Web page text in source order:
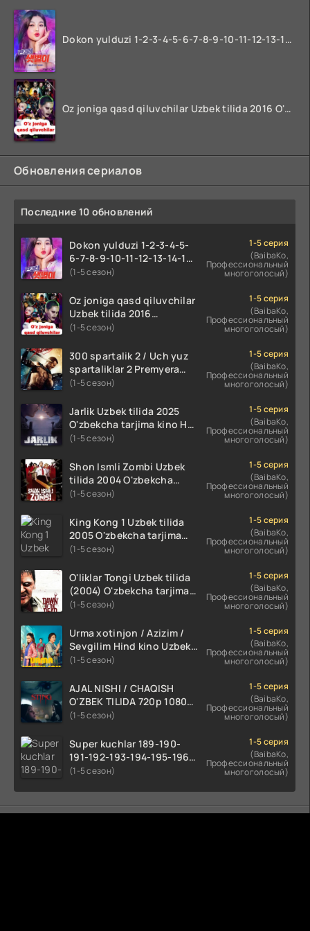
Dokon yulduzi 1-2-3-4-5-6-7-8-9-10-11-12-13-14-15-16-17 Qism Uzbek tilida koreya seryali barcha qismlari o'zbek tilida
Oz joniga qasd qiluvchilar Uzbek tilida 2016 O'zbekcha tarjima kino 720p HD skachat
Обновления сериалов
Последние 10 обновлений
Dokon yulduzi 1-2-3-4-5-
6-7-8-9-10-11-12-13-14-15-
16-17 Qism Uzbek tilida
qismlari o'zbek tilida
(1-5 сезон)
1-5 серия
(BaibaKo,
Профессиональный
многоголосый)
Oz joniga qasd qiluvchilar
Uzbek tilida 2016
O'zbekcha tarjima kino
(1-5 сезон)
1-5 серия
(BaibaKo,
Профессиональный
многоголосый)
300 spartalik 2 / Uch yuz
spartaliklar 2 Premyera
Uzbek tilida 2013
skachat
(1-5 сезон)
1-5 серия
(BaibaKo,
Профессиональный
многоголосый)
Jarlik Uzbek tilida 2025
O'zbekcha tarjima kino HD
skachat
(1-5 сезон)
1-5 серия
(BaibaKo,
Профессиональный
многоголосый)
Shon Ismli Zombi Uzbek
tilida 2004 O'zbekcha
tarjima kino HD skachat
(1-5 сезон)
1-5 серия
(BaibaKo,
Профессиональный
многоголосый)
King Kong 1 Uzbek tilida
2005 O'zbekcha tarjima
kino HD skachat
(1-5 сезон)
1-5 серия
(BaibaKo,
Профессиональный
многоголосый)
O'liklar Tongi Uzbek tilida
(2004) O'zbekcha tarjima
kino HD skachat
(1-5 сезон)
1-5 серия
(BaibaKo,
Профессиональный
многоголосый)
Urma xotinjon / Azizim /
Sevgilim Hind kino Uzbek
tilida 2022 O'zbekcha
(1-5 сезон)
1-5 серия
(BaibaKo,
Профессиональный
многоголосый)
AJAL NISHI / CHAQISH
O'ZBEK TILIDA 720p 1080p
Full HD (2024) Tarjima
(1-5 сезон)
1-5 серия
(BaibaKo,
Профессиональный
многоголосый)
Super kuchlar 189-190-
191-192-193-194-195-196-
197-198-199-200 Qism
tarjima seryal
(1-5 сезон)
1-5 серия
(BaibaKo,
Профессиональный
многоголосый)